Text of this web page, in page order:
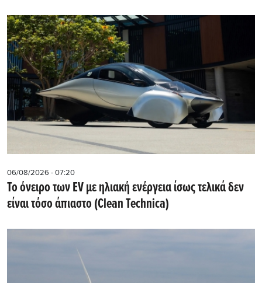
06/08/2026 - 07:20
Το όνειρο των EV με ηλιακή ενέργεια ίσως τελικά δεν
είναι τόσο άπιαστο (Clean Technica)